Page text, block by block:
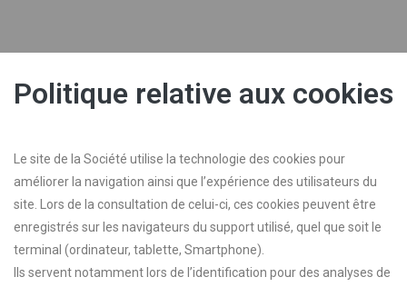
Politique relative aux cookies
Le site de la Société utilise la technologie des cookies pour
améliorer la navigation ainsi que l’expérience des utilisateurs du
site. Lors de la consultation de celui-ci, ces cookies peuvent être
enregistrés sur les navigateurs du support utilisé, quel que soit le
terminal (ordinateur, tablette, Smartphone).
Ils servent notamment lors de l’identification pour des analyses de